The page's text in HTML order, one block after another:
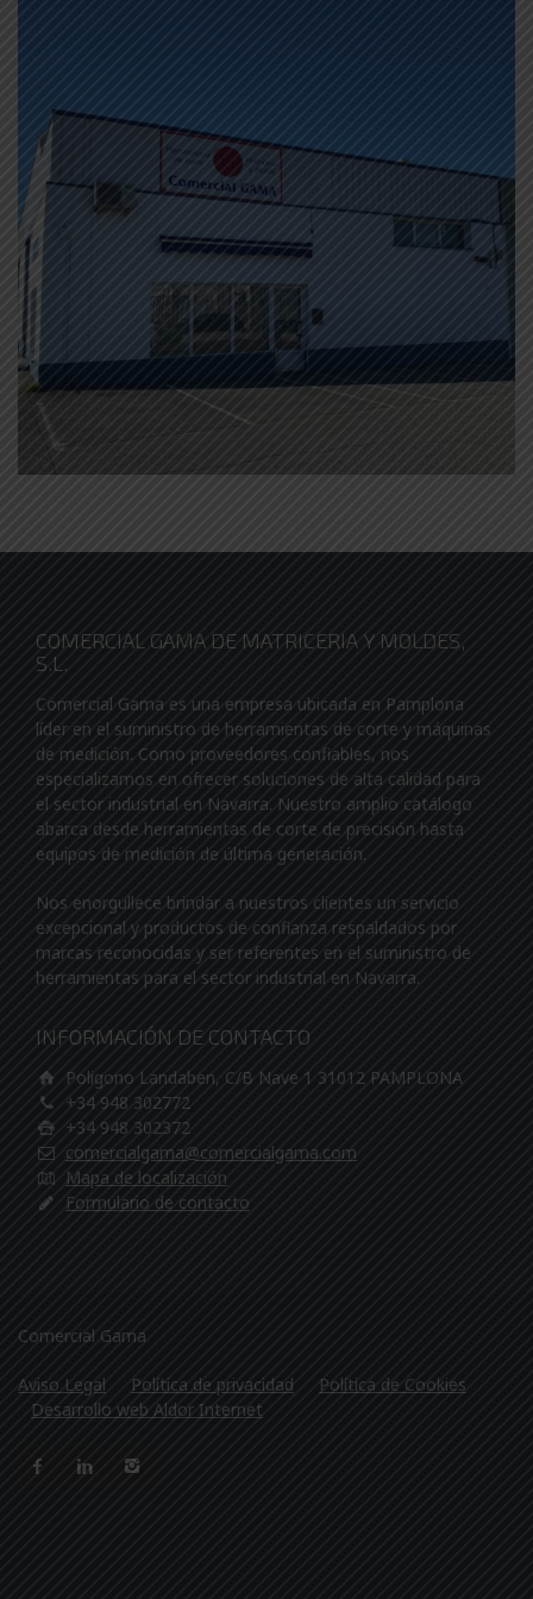
COMERCIAL GAMA DE MATRICERIA Y MOLDES,
S.L.
Comercial Gama es una empresa ubicada en Pamplona
líder en el suministro de herramientas de corte y máquinas
de medición. Como proveedores confiables, nos
especializamos en ofrecer soluciones de alta calidad para
el sector industrial en Navarra. Nuestro amplio catálogo
abarca desde herramientas de corte de precisión hasta
equipos de medición de última generación.
Nos enorgullece brindar a nuestros clientes un servicio
excepcional y productos de confianza respaldados por
marcas reconocidas y ser referentes en el suministro de
herramientas para el sector industrial en Navarra.
INFORMACIÓN DE CONTACTO
Poligono Landaben, C/B Nave 1 31012 PAMPLONA
+34 948 302772
+34 948 302372
comercialgama@comercialgama.com
Mapa de localización
Formulario de contacto
Comercial Gama
Aviso Legal Política de privacidad
Política de Cookies
Desarrollo web Aldor Internet